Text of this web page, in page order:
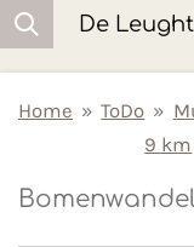
Ga
De
Home » ToDo »
9 km